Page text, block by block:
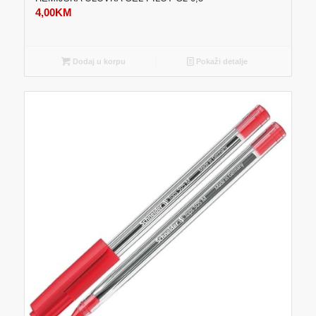
4,00KM
Dodaj u korpu Pokaži detalje